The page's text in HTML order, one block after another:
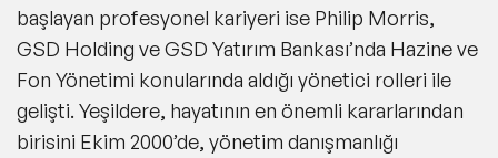
başlayan profesyonel kariyeri ise Philip Morris,
GSD Holding ve GSD Yatırım Bankası’nda Hazine ve
Fon Yönetimi konularında aldığı yönetici rolleri ile
gelişti. Yeşildere, hayatının en önemli kararlarından
birisini Ekim 2000’de, yönetim danışmanlığı